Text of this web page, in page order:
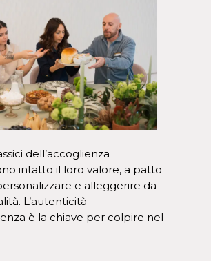
dell’accoglienza
intatto il loro valore, a patto
e alleggerire da
L’autenticità
è la chiave per colpire nel